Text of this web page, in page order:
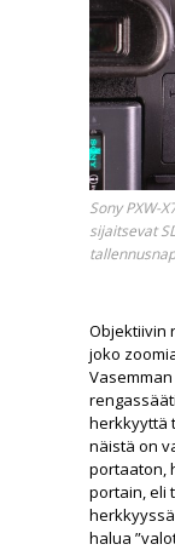
Sony PXW-
sijaitsevat
Objektiivin
joko
herkkyyttä
näistä on
portaaton,
portain, eli
halua